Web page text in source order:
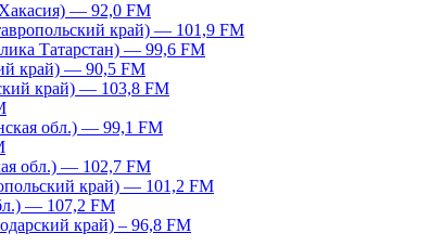
— 92,0 FM
край) — 101,9 FM
Татарстан) — 99,6 FM
край) — 90,5 FM
край) — 103,8 FM
обл.) — 99,1 FM
обл.) — 102,7 FM
край) — 101,2 FM
— 107,2 FM
край) – 96,8 FM